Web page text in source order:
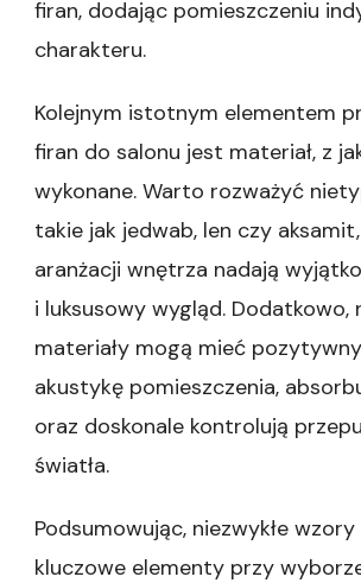
firan, dodając pomieszczeniu
charakteru.
Kolejnym istotnym elementem
firan do salonu jest materiał, z
wykonane. Warto rozważyć
takie jak jedwab, len czy
aranżacji wnętrza nadają
i luksusowy wygląd. Dodatkowo,
materiały mogą mieć
akustykę pomieszczenia,
oraz doskonale kontrolują
światła.
Podsumowując, niezwykłe
kluczowe elementy przy